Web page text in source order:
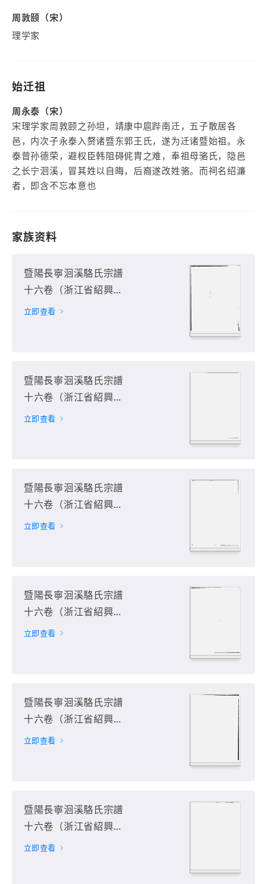
周敦颐（宋）
理学家
始迁祖
周永泰（宋）
宋理学家周敦颐之孙坦，靖康中扈跸南迁，五子散居各
邑，内次子永泰入赘诸暨东郭王氏，遂为迁诸暨始祖。永
泰曾孙德荣，避权臣韩阻碍侂胄之难，奉祖母骆氏，隐邑
之长宁洄溪，冒其姓以自晦，后裔遂改姓骆。而祠名绍濂
者，即含不忘本意也
家族资料
暨陽長寧洄溪駱氏宗譜
十六卷（浙江省紹興市
諸暨市）第1册
立即查看
暨陽長寧洄溪駱氏宗譜
十六卷（浙江省紹興市
諸暨市）第2册
立即查看
暨陽長寧洄溪駱氏宗譜
十六卷（浙江省紹興市
諸暨市）第3册
立即查看
暨陽長寧洄溪駱氏宗譜
十六卷（浙江省紹興市
諸暨市）第4册
立即查看
暨陽長寧洄溪駱氏宗譜
十六卷（浙江省紹興市
諸暨市）第5册
立即查看
暨陽長寧洄溪駱氏宗譜
十六卷（浙江省紹興市
諸暨市）第6册
立即查看